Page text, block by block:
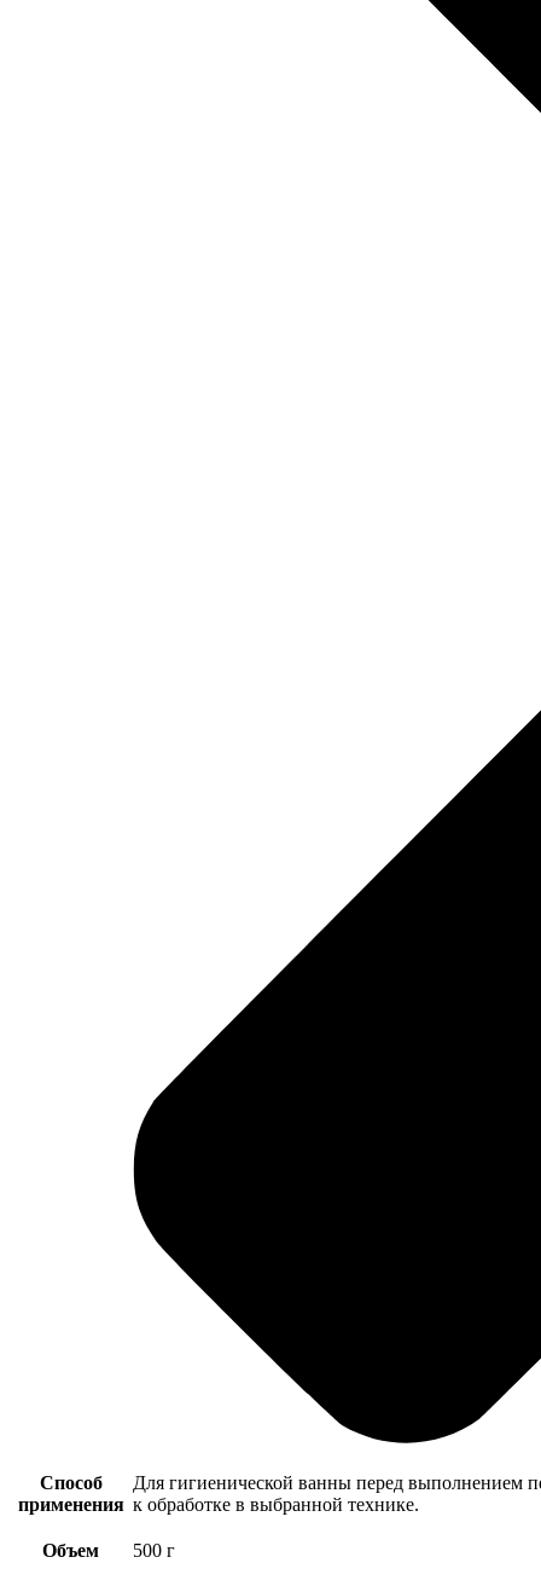
Способ
применения
Для гигиенической ванны перед выполнением
к обработке в выбранной технике.
Объем 500 г